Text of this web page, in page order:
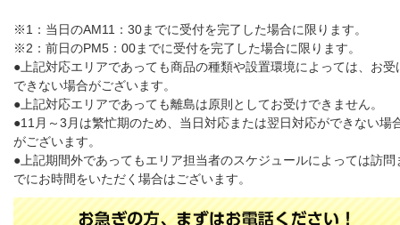
※1：当日のAM11：30までに受付を完了した場合に限ります。
※2：前日のPM5：00までに受付を完了した場合に限ります。
●上記対応エリアであっても商品の種類や設置環境によっては、お受
できない場合がございます。
●上記対応エリアであっても離島は原則としてお受けできません。
●11月～3月は繁忙期のため、当日対応または翌日対応ができない場
がございます。
●上記期間外であってもエリア担当者のスケジュールによっては訪問
でにお時間をいただく場合はございます。